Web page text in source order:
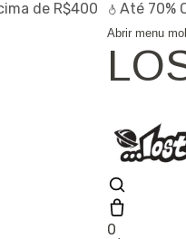
Até70% OFFno
Abrir menu
0